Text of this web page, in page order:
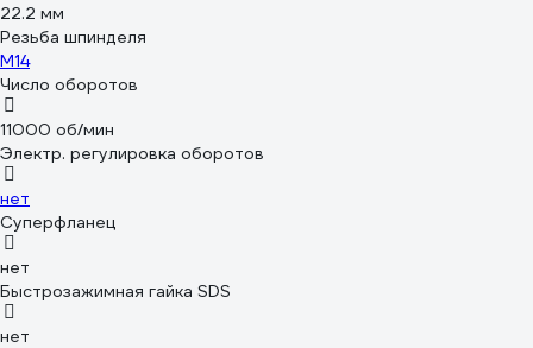
22.2 мм
Резьба шпинделя
М14
Число оборотов
11000 об/мин
Электр. регулировка оборотов
нет
Суперфланец
нет
Быстрозажимная гайка SDS
нет